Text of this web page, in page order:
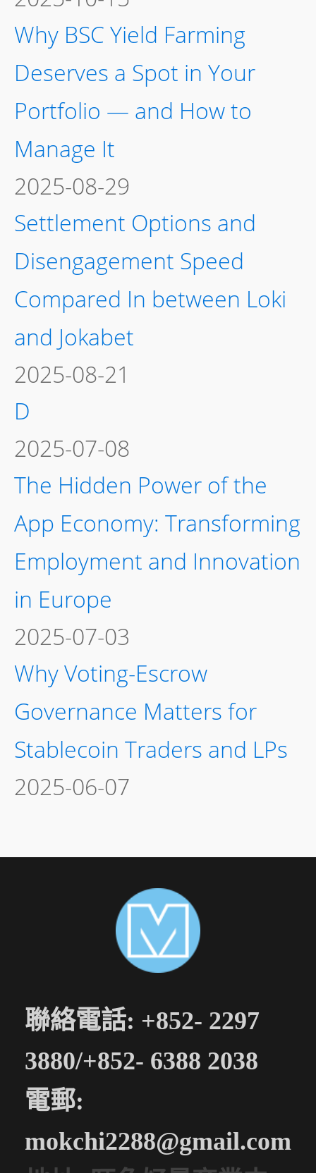
Why BSC Yield Farming
Deserves a Spot in Your
Portfolio — and How to
Manage It
2025-08-29
Settlement Options and
Disengagement Speed
Compared In between Loki
and Jokabet
2025-08-21
D
2025-07-08
The Hidden Power of the
App Economy: Transforming
Employment and Innovation
in Europe
2025-07-03
Why Voting-Escrow
Governance Matters for
Stablecoin Traders and LPs
2025-06-07
聯絡電話: +852- 2297
3880/+852- 6388 2038
電郵:
mokchi2288@gmail.com